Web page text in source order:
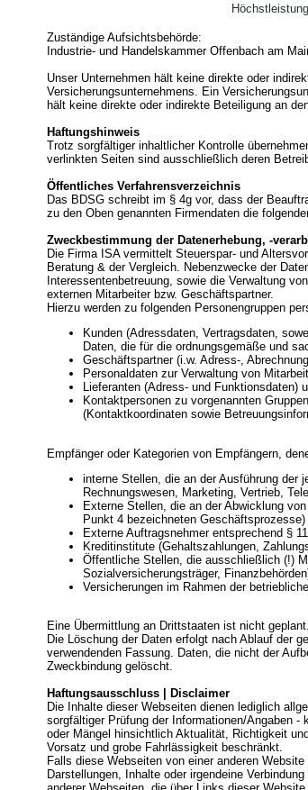
Zuständige Aufsichtsbehörde:
Industrie- und Handelskammer Offenbach am
Unser Unternehmen hält keine direkte oder
Versicherungsunternehmens. Ein
hält keine direkte oder indirekte Beteiligung an
Haftungshinweis
Trotz sorgfältiger inhaltlicher Kontrolle
verlinkten Seiten sind ausschließlich deren
Öffentliches Verfahrensverzeichnis
Das BDSG schreibt im § 4g vor, dass der
zu den Oben genannten Firmendaten die
Zweckbestimmung der Datenerhebung, -
Die Firma ISA vermittelt Steuerspar- und
Beratung & der Vergleich. Nebenzwecke der
Interessentenbetreuung, sowie die Verwaltung
externen Mitarbeiter bzw. Geschäftspartner.
Hierzu werden zu folgenden Personengruppen
Kunden (Adressdaten, Vertragsdaten,
Daten, die für die ordnungsgemäße und
Geschäftspartner (i.w. Adress-,
Personaldaten zur Verwaltung von
Lieferanten (Adress- und Funktionsdaten)
Kontaktpersonen zu vorgenannten
(Kontaktkoordinaten sowie
Empfänger oder Kategorien von Empfängern,
interne Stellen, die an der Ausführung der
Rechnungswesen, Marketing, Vertrieb,
Externe Stellen, die an der Abwicklung
Punkt 4 bezeichneten Geschäftsprozesse)
Externe Auftragsnehmer entsprechend §
Kreditinstitute (Gehaltszahlungen,
Öffentliche Stellen, die ausschließlich (!)
Sozialversicherungsträger,
Versicherungen im Rahmen der
Eine Übermittlung an Drittstaaten ist nicht geplant.
Die Löschung der Daten erfolgt nach Ablauf der
verwendenden Fassung. Daten, die nicht der
Zweckbindung gelöscht.
Haftungsausschluss | Disclaimer
Die Inhalte dieser Webseiten dienen lediglich
sorgfältiger Prüfung der Informationen/Angaben -
oder Mängel hinsichtlich Aktualität, Richtigkeit
Vorsatz und grobe Fahrlässigkeit beschränkt.
Falls diese Webseiten von einer anderen
Darstellungen, Inhalte oder irgendeine